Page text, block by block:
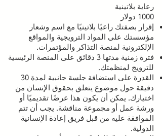
رعاية بلاتينية
1000 دولار
إقرار بصفتك راعيًا بلاتينيًا مع اسم وشعار
مؤسستك على المواد الترويجية والمواقع
الإلكترونية لمنصة التذاكر والمؤتمرات.
فترة زمنية مدتها 3 دقائق على المنصة الرئيسية
للترويج لمنظمتك.
القدرة على استضافة جلسة جانبية لمدة 30
دقيقة حول موضوع يتعلق بحقوق الإنسان من
اختيارك. يمكن أن يكون هذا عرضًا تقديميًا أو
ورشة عمل أو مجموعة مناقشة. يجب أن تتم
الموافقة عليه من قبل فريق إعادة الإنسانية
الدولية.